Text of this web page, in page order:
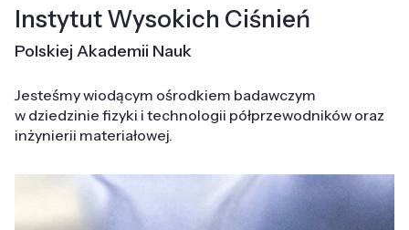
Instytut Wysokich Ciśnień
Polskiej Akademii Nauk
Jesteśmy wiodącym ośrodkiem badawczym
w dziedzinie fizyki i technologii półprzewodników oraz
inżynierii materiałowej.